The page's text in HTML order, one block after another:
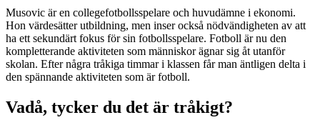
Musovic är en collegefotbollsspelare och huvudämne i ekonomi.
Hon värdesätter utbildning, men inser också nödvändigheten av att
ha ett sekundärt fokus för sin fotbollsspelare. Fotboll är nu den
kompletterande aktiviteten som människor ägnar sig åt utanför
skolan. Efter några tråkiga timmar i klassen får man äntligen delta i
den spännande aktiviteten som är fotboll.
Vadå, tycker du det är tråkigt?